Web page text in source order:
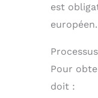
est
européen.
Pour
doit :